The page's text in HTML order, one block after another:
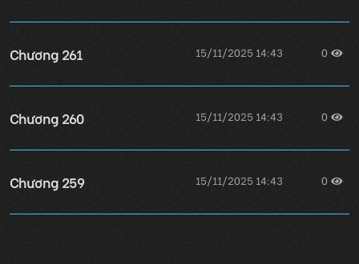
Chương 261 15/11/2025 14:43 0
Chương 260 15/11/2025 14:43 0
Chương 259 15/11/2025 14:43 0